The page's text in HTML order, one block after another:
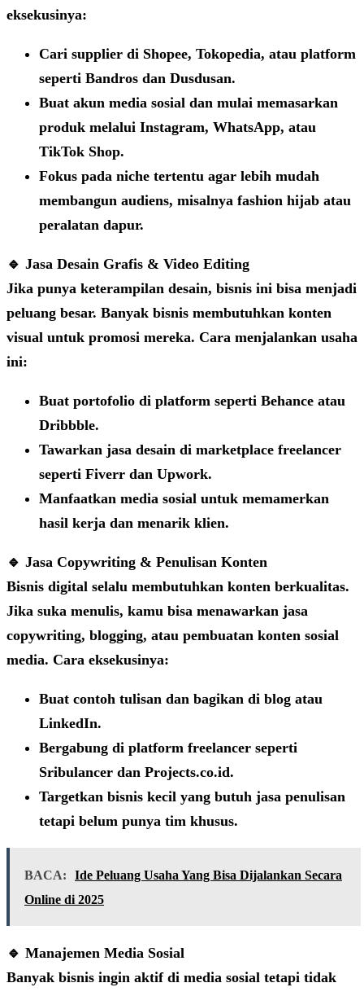
eksekusinya:
Cari supplier di Shopee, Tokopedia, atau platform
seperti Bandros dan Dusdusan.
Buat akun media sosial dan mulai memasarkan
produk melalui Instagram, WhatsApp, atau
TikTok Shop.
Fokus pada niche tertentu agar lebih mudah
membangun audiens, misalnya fashion hijab atau
peralatan dapur.
🔹 Jasa Desain Grafis & Video Editing
Jika punya keterampilan desain, bisnis ini bisa menjadi
peluang besar. Banyak bisnis membutuhkan konten
visual untuk promosi mereka. Cara menjalankan usaha
ini:
Buat portofolio di platform seperti Behance atau
Dribbble.
Tawarkan jasa desain di marketplace freelancer
seperti Fiverr dan Upwork.
Manfaatkan media sosial untuk memamerkan
hasil kerja dan menarik klien.
🔹 Jasa Copywriting & Penulisan Konten
Bisnis digital selalu membutuhkan konten berkualitas.
Jika suka menulis, kamu bisa menawarkan jasa
copywriting, blogging, atau pembuatan konten sosial
media. Cara eksekusinya:
Buat contoh tulisan dan bagikan di blog atau
LinkedIn.
Bergabung di platform freelancer seperti
Sribulancer dan Projects.co.id.
Targetkan bisnis kecil yang butuh jasa penulisan
tetapi belum punya tim khusus.
BACA:
Ide Peluang Usaha Yang Bisa Dijalankan Secara
Online di 2025
🔹 Manajemen Media Sosial
Banyak bisnis ingin aktif di media sosial tetapi tidak